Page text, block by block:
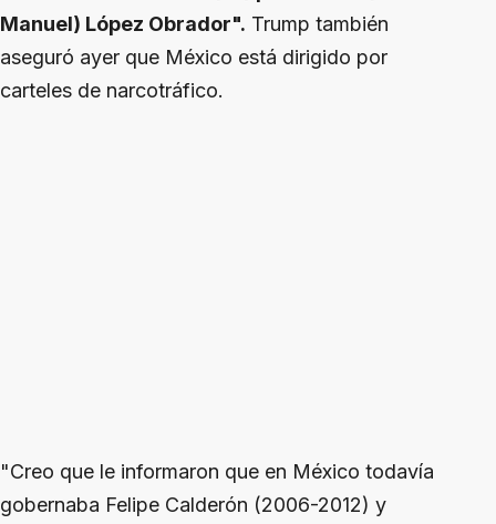
Manuel) López Obrador". Trump también
aseguró ayer que México está dirigido por
carteles de narcotráfico.
"Creo que le informaron que en México todavía
gobernaba Felipe Calderón (2006-2012) y